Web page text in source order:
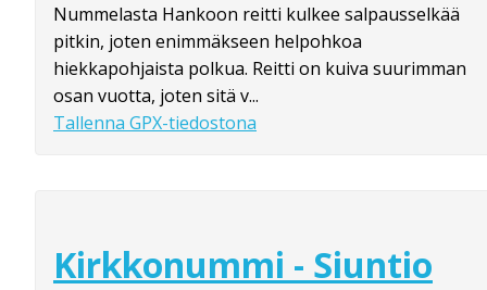
Nummelasta Hankoon reitti kulkee salpausselkää
pitkin, joten enimmäkseen helpohkoa
hiekkapohjaista polkua. Reitti on kuiva suurimman
osan vuotta, joten sitä v...
Tallenna GPX-tiedostona
Kirkkonummi - Siuntio